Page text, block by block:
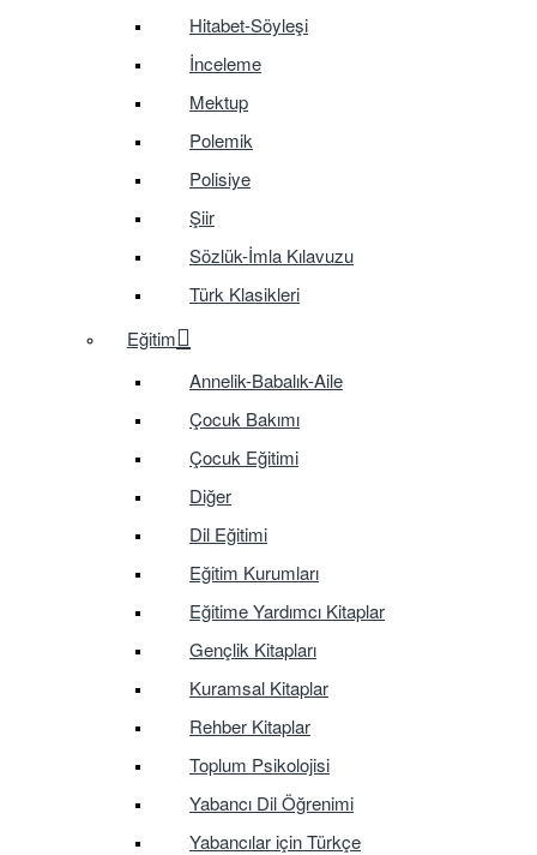
Hitabet-Söyleşi
İnceleme
Mektup
Polemik
Polisiye
Şiir
Sözlük-İmla Kılavuzu
Türk Klasikleri
Eğitim
Annelik-Babalık-Aile
Çocuk Bakımı
Çocuk Eğitimi
Diğer
Dil Eğitimi
Eğitim Kurumları
Eğitime Yardımcı Kitaplar
Gençlik Kitapları
Kuramsal Kitaplar
Rehber Kitaplar
Toplum Psikolojisi
Yabancı Dil Öğrenimi
Yabancılar için Türkçe